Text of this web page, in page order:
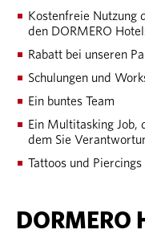
Kostenfreie Nutzung
den DORMERO
Rabatt bei unseren
Schulungen und
Ein buntes Team
Ein Multitasking
dem Sie
Tattoos und
DORMERO